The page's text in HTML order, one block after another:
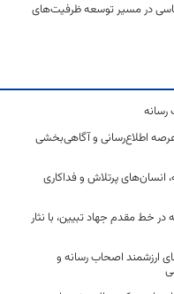
در مسیر توسعه ظرفیت‌های
رسانه
اطلاع‌رسانی و آگاهی‌بخشی
انسان‌های پرتلاش و فداکاری
خط مقدم جهاد تبیین، با نثار
ارزشمند اصحاب رسانه و